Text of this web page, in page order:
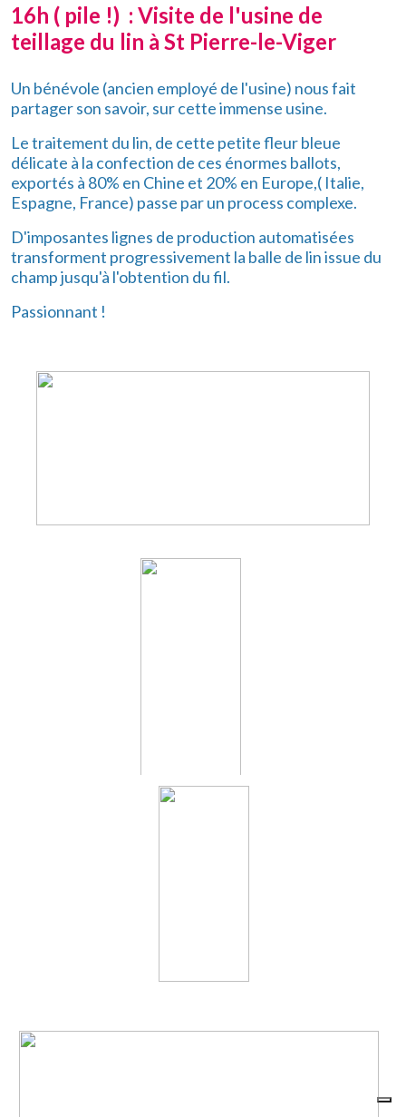
16h ( pile !) : Visite de l'usine de
teillage du lin à St Pierre-le-Viger
Un bénévole (ancien employé de l'usine) nous fait
partager son savoir, sur cette immense usine.
Le traitement du lin, de cette petite fleur bleue
délicate à la confection de ces énormes ballots,
exportés à 80% en Chine et 20% en Europe,( Italie,
Espagne, France) passe par un process complexe.
D'imposantes lignes de production automatisées
transforment progressivement la balle de lin issue du
champ jusqu'à l'obtention du fil.
Passionnant !